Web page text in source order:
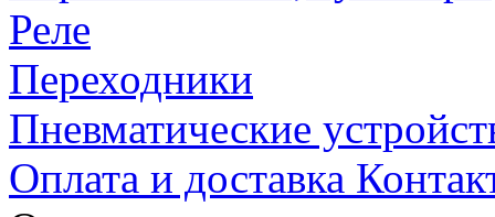
Реле
Переходники
Пневматические
Оплата и доставка